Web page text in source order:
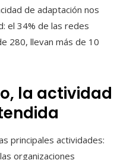
de adaptación nos
el 34% de las redes
280, llevan más de 10
la actividad
principales actividades:
organizaciones